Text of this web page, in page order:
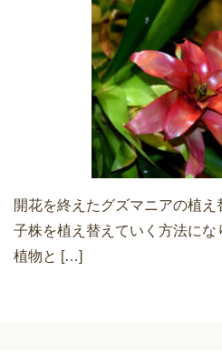
開花を終えたグズマニアの植
子株を植え替えていく方法に
植物と […]